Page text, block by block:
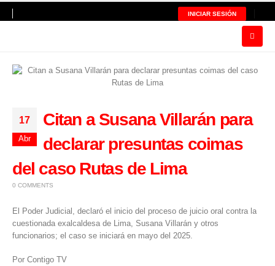
INICIAR SESIÓN
17
Abr
Citan a Susana Villarán para
declarar presuntas coimas
del caso Rutas de Lima
0 COMMENTS
El Poder Judicial, declaró el inicio del proceso de juicio oral contra la
cuestionada exalcaldesa de Lima, Susana Villarán y otros
funcionarios; el caso se iniciará en mayo del 2025.
Por Contigo TV